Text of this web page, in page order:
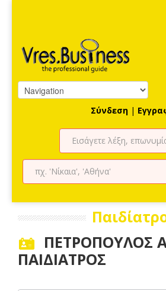
Σύνδεση |
ΠΕΤΡΟΠΟΥΛΟΣ
ΠΑΙΔΙΑΤΡΟΣ